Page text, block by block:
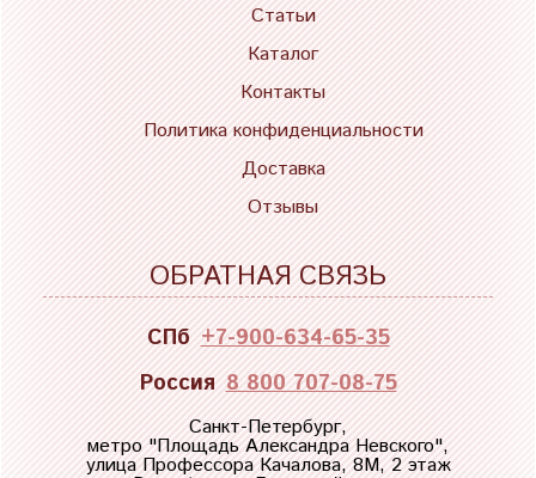
Статьи
Каталог
Контакты
Политика конфиденциальности
Доставка
Отзывы
ОБРАТНАЯ СВЯЗЬ
СПб +7-900-634-65-35
Россия 8 800 707-08-75
Санкт-Петербург,
метро "Площадь Александра Невского",
улица Профессора Качалова, 8М, 2 этаж